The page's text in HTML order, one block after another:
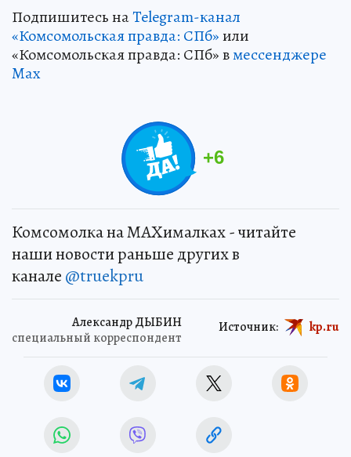
Подпишитесь наTelegram-канал
«Комсомольская правда: СПб»или
«Комсомольская правда: СПб» вмессенджере
Max
+6
Комсомолка на MAXималках - читайте
наши новости раньше других в
канале @truekpru
Александр ДЫБИН
специальный корреспондент
Источник: kp.ru